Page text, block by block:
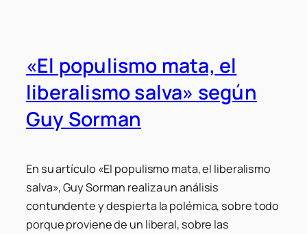
«El populismo mata, el
liberalismo salva» según
Guy Sorman
En su artículo «El populismo mata, el liberalismo
salva», Guy Sorman realiza un análisis
contundente y despierta la polémica, sobre todo
porque proviene de un liberal, sobre las